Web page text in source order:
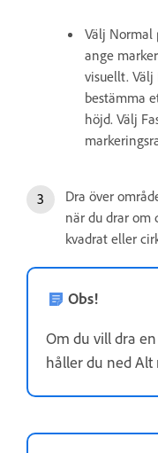
Välj Normal
ange
visuellt.
bestämma
höjd. Välj
Dra över
när du drar om
kvadrat eller
Obs!
Om du vill dra
håller du ned Alt